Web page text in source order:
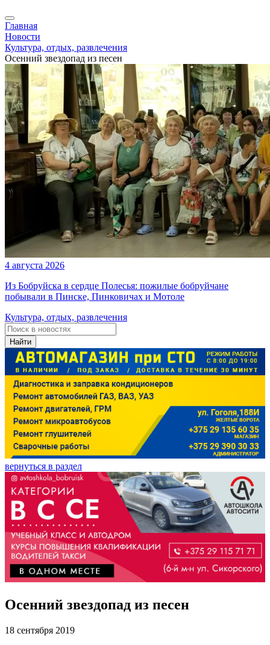
Главная
Новости
Культура, отдых, развлечения
Осенний звездопад из песен
4 августа 2026
Из Бобруйска в сердце Полесья: пожилые бобруйчане
побывали в Пинске, Пинковичах и Мотоле
Культура, отдых, развлечения
Найти
вернуться в раздел
Осенний звездопад из песен
18 сентября 2019